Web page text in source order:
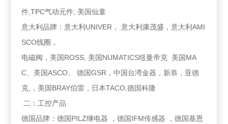
件,TPC气动元件; 美国仙童
意大利品牌：意大利UNIVER， 意大利康茂盛，意大利AMI
SCO线圈，
电磁阀，美国ROSS, 美国NUMATICS纽曼帝克 美国MA
C、美国ASCO、 德国GSR，中国台湾金器，新恭，亚德
克,，美国BRAY伯雷，日本TACO,德国科隆
二：工控产品
德国品牌：德国PILZ继电器 ，德国IFM传感器 ，德国基恩